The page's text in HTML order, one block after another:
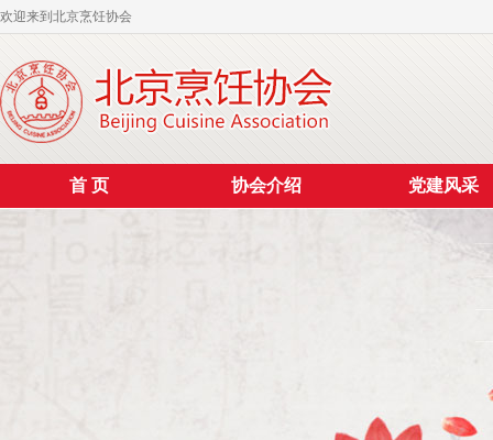
欢迎来到北京烹饪协会
首 页 协会介绍 党建风采